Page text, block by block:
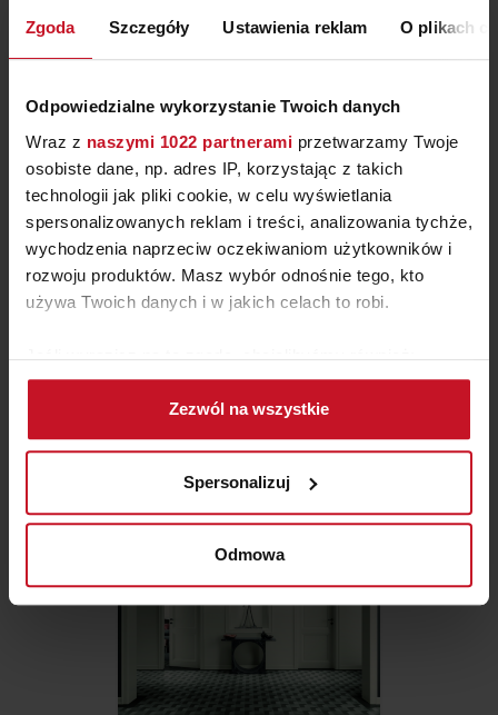
Zgoda Szczegóły Ustawienia reklam O plikach
Odpowiedzialne wykorzystanie Twoich danych
Wraz z naszymi 1022 partnerami przetwarzamy Twoje
osobiste dane, np. adres IP, korzystając z takich
technologii jak pliki cookie, w celu wyświetlania
spersonalizowanych reklam i treści, analizowania tychże,
wychodzenia naprzeciw oczekiwaniom użytkowników i
rozwoju produktów. Masz wybór odnośnie tego, kto
używa Twoich danych i w jakich celach to robi.
Jeśli wyrazisz na to zgodę, chcielibyśmy również:
Gromadzić dane dotyczące Twojej lokalizacji
geograficznej z dokładnością nawet do kilku metrów
Identyfikować Twoje urządzenie, aktywnie
(fingerprinting, czyli wirtualny odcisk palca)
Dowiedz się więcej odnośnie tego, jak Twoje osobiste
dane są przetwarzane oraz ustaw własne preferencje w
zmienić lub wycofać swoją zgodę w dowolnej chwili.
i reklam, aby oferować funkcje społecznościowe i
analizować ruch w naszej witrynie. Informacje o tym, jak
Zezwól na wszystkie
Spersonalizuj
Odmowa
BARAUSSE TIP60 & I30 –
ZAPYTAJ O CENĘ W SALONIE